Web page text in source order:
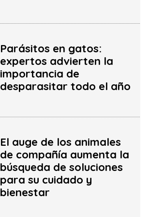
Parásitos en gatos:
expertos advierten la
importancia de
desparasitar todo el año
El auge de los animales
de compañía aumenta la
búsqueda de soluciones
para su cuidado y
bienestar